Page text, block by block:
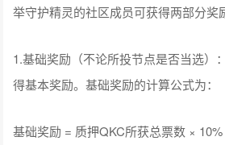
举守护精灵的社区成员可获得两部分奖
1.基础奖励（不论所投节点是否当选）
得基本奖励。基础奖励的计算公式为：
基础奖励 = 质押QKC所获总票数 ×